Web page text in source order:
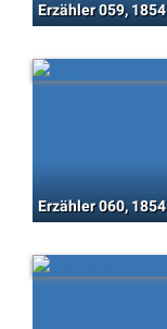
Erzähler 059, 1854
Erzähler 060, 1854